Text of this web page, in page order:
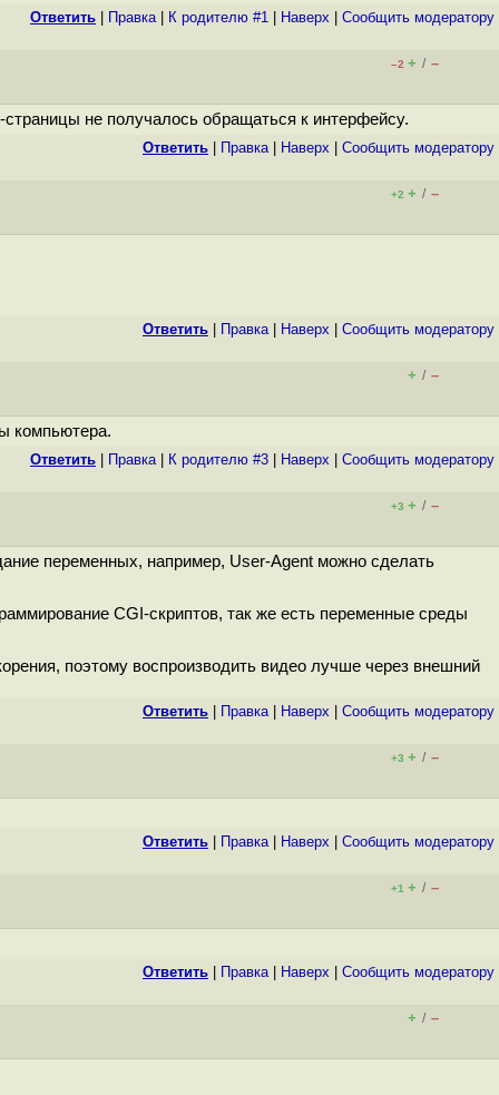
Ответить Правка| К родителю #1 Наверх Cообщить модератору
–2 + / –
не получалось обращаться к интерфейсу.
Ответить Правка| Наверх Cообщить модератору
+2 + / –
Ответить Правка| Наверх Cообщить модератору
+ / –
компьютера.
Ответить Правка| К родителю #3 Наверх Cообщить модератору
+3 + / –
переменных, например, User-Agent можно сделать
CGI-скриптов, так же есть переменные среды
поэтому воспроизводить видео лучше через внешний
Ответить Правка| Наверх Cообщить модератору
+3 + / –
Ответить Правка| Наверх Cообщить модератору
+1 + / –
Ответить Правка| Наверх Cообщить модератору
+ / –